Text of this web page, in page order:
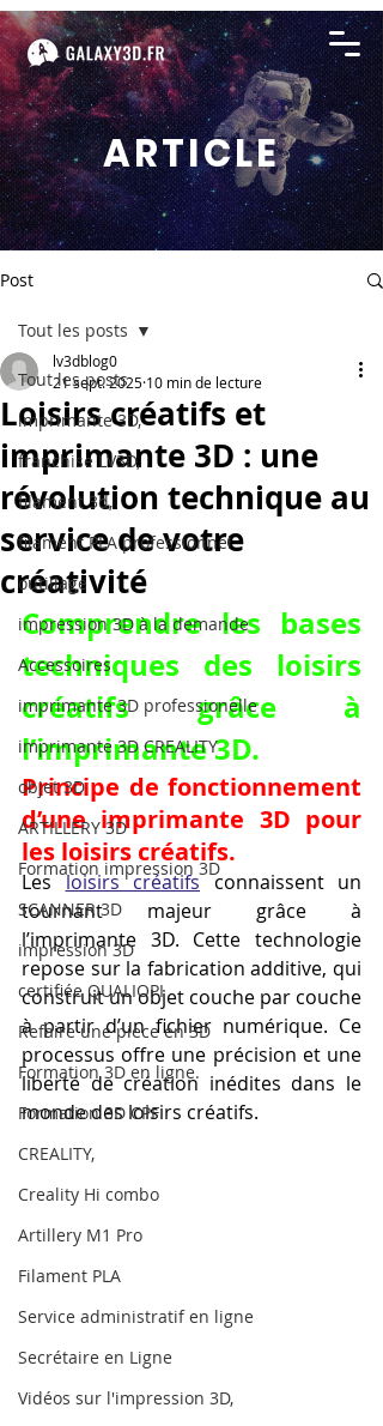
ARTICLE
Post
Tout les posts
imprimante 3D,
franchise LV3D,
filament 3d,
filament PLA professionnel
outillage
impression 3D à la demande
Accessoires
imprimante 3D professionelle
imprimante 3D CREALITY
objet 3D
ARTILLERY 3D
Formation impression 3D
SCANNER 3D
impression 3D
certifiée QUALIOPI
Refaire une piece en 3D
Formation 3D en ligne.
Formation 3D CPF
CREALITY,
Creality Hi combo
Artillery M1 Pro
Filament PLA
Service administratif en ligne
Secrétaire en Ligne
Vidéos sur l'impression 3D,
Tout les posts
Loisirs créatifs et
imprimante 3D : une
révolution technique au
service de votre
créativité
lv3dblog0
21 sept. 2025 10 min de lecture
Comprendre les bases
techniques des loisirs
créatifs grâce à
l’imprimante 3D.
Principe de fonctionnement
d’une imprimante 3D pour
les loisirs créatifs.
Les loisirs créatifs connaissent un
tournant majeur grâce à
l’imprimante 3D. Cette technologie
repose sur la fabrication additive, qui
construit un objet couche par couche
à partir d’un fichier numérique. Ce
processus offre une précision et une
liberté de création inédites dans le
monde des loisirs créatifs.